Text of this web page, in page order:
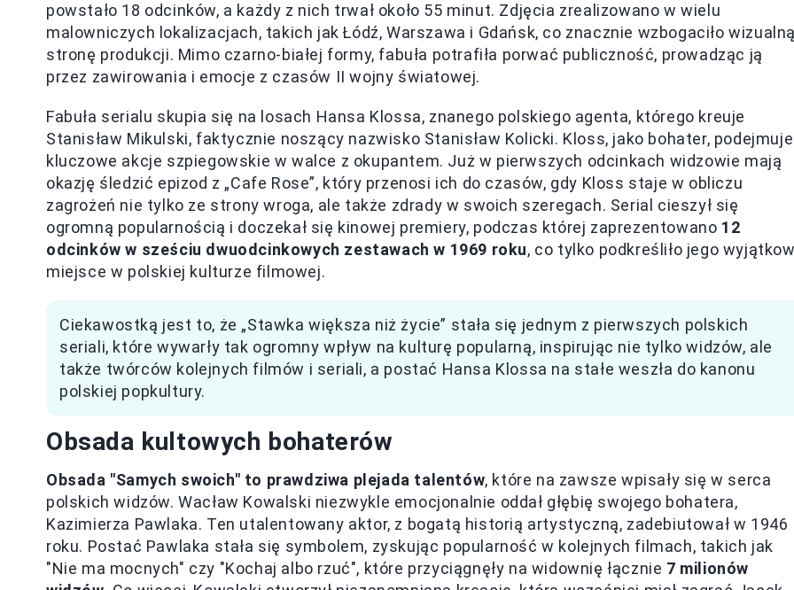
powstało 18 odcinków, a każdy z nich trwał około 55 minut. Zdjęcia zrealizowano w wielu
malowniczych lokalizacjach, takich jak Łódź, Warszawa i Gdańsk, co znacznie wzbogaciło
stronę produkcji. Mimo czarno-białej formy, fabuła potrafiła porwać publiczność, prowadząc ją
przez zawirowania i emocje z czasów II wojny światowej.
Fabuła serialu skupia się na losach Hansa Klossa, znanego polskiego agenta, którego kreuje
Stanisław Mikulski, faktycznie noszący nazwisko Stanisław Kolicki. Kloss, jako bohater, podejmuje
kluczowe akcje szpiegowskie w walce z okupantem. Już w pierwszych odcinkach widzowie mają
okazję śledzić epizod z „Cafe Rose”, który przenosi ich do czasów, gdy Kloss staje w obliczu
zagrożeń nie tylko ze strony wroga, ale także zdrady w swoich szeregach. Serial cieszył się
ogromną popularnością i doczekał się kinowej premiery, podczas której zaprezentowano 12
odcinków w sześciu dwuodcinkowych zestawach w 1969 roku, co tylko podkreśliło jego
miejsce w polskiej kulturze filmowej.
Ciekawostką jest to, że „Stawka większa niż życie” stała się jednym z pierwszych polskich
seriali, które wywarły tak ogromny wpływ na kulturę popularną, inspirując nie tylko widzów, ale
także twórców kolejnych filmów i seriali, a postać Hansa Klossa na stałe weszła do kanonu
polskiej popkultury.
Obsada kultowych bohaterów
Obsada "Samych swoich" to prawdziwa plejada talentów, które na zawsze wpisały się w serca
polskich widzów. Wacław Kowalski niezwykle emocjonalnie oddał głębię swojego bohatera,
Kazimierza Pawlaka. Ten utalentowany aktor, z bogatą historią artystyczną, zadebiutował w 1946
roku. Postać Pawlaka stała się symbolem, zyskując popularność w kolejnych filmach, takich jak
"Nie ma mocnych" czy "Kochaj albo rzuć", które przyciągnęły na widownię łącznie 7 milionów